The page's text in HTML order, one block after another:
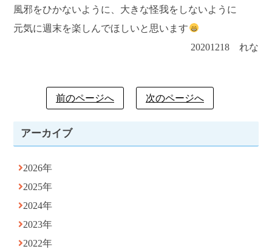
アーカイブ
2026年
2025年
2024年
2023年
2022年
風邪をひかないように、大きな怪我をしないように
元気に週末を楽しんでほしいと思います
20201218 れな
前のページへ 次のページへ